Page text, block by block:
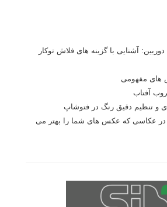
آشنایی با گزینه های فلاش توکار
های مفهومی
آفتاب
در عکاسی که عکس های شما را بهتر می